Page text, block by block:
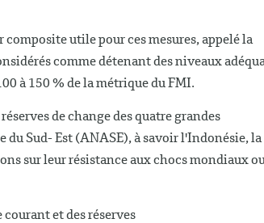
utile pour ces mesures, appelé la
comme détenant des niveaux
à 150 % de la métrique du FMI.
de change des quatre grandes
Sud- Est (ANASE), à savoir l'Indonésie, la
sur leur résistance aux chocs mondiaux
et des réserves